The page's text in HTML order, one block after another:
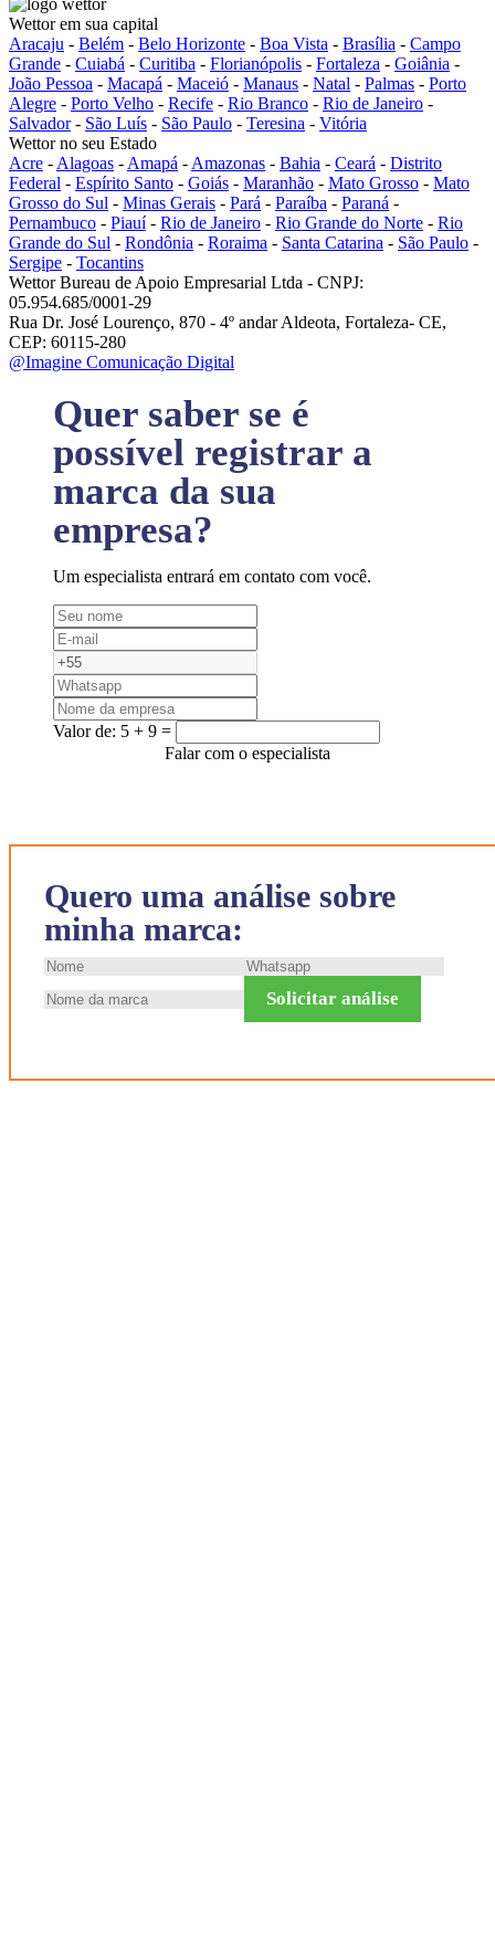
Quero uma análise sobre
minha marca:
Solicitar análise
Wettor em sua capital
Aracaju - Belém - Belo Horizonte - Boa Vista - Brasília - Campo
Grande - Cuiabá - Curitiba - Florianópolis - Fortaleza - Goiânia -
João Pessoa - Macapá - Maceió - Manaus - Natal - Palmas - Porto
Alegre - Porto Velho - Recife - Rio Branco - Rio de Janeiro -
Salvador- São Luís - São Paulo - Teresina - Vitória
Wettor no seu Estado
Acre - Alagoas - Amapá - Amazonas - Bahia - Ceará - Distrito
Federal - Espírito Santo - Goiás - Maranhão - Mato Grosso - Mato
Grosso do Sul - Minas Gerais - Pará - Paraíba - Paraná -
Pernambuco - Piauí- Rio de Janeiro - Rio Grande do Norte - Rio
Grande do Sul - Rondônia - Roraima - Santa Catarina - São Paulo -
Sergipe - Tocantins
Wettor Bureau de Apoio Empresarial Ltda - CNPJ:
05.954.685/0001-29
Rua Dr. José Lourenço, 870 - 4º andar Aldeota, Fortaleza- CE,
CEP: 60115-280
@Imagine Comunicação Digital
Quer saber se é
possível registrar a
marca da sua
empresa?
Um especialista entrará em contato com você.
Valor de: 5 + 9 =
Falar com o especialista